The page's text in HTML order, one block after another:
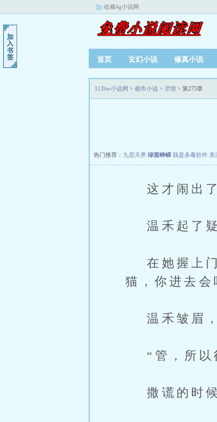
收藏4g小说网
首页 玄幻小说 修真小说
112bw小说网 > 都市小说 > 尽情 > 第275章
热门推荐： 九层天界 绿茵峥嵘 我是杀毒软件 美
这才闹出了
温禾起了疑
在她握上门
猫，你进去会
温禾皱眉，
“管，所以
撒谎的时候